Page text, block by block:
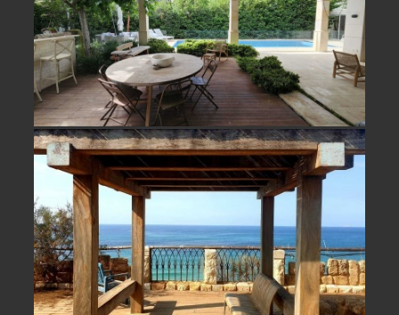
למכירה קו ראשון לים בבית ינאי- לא
אקטואלי